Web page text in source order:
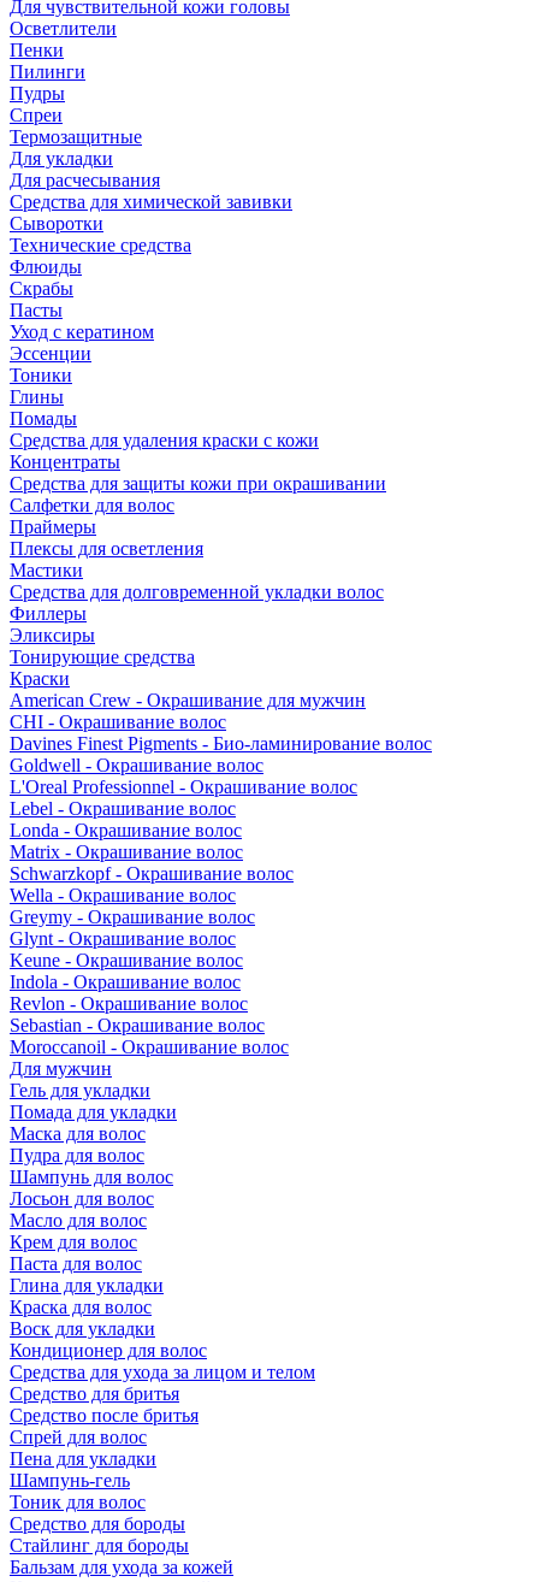
Для чувствительной кожи головы
Осветлители
Пенки
Пилинги
Пудры
Спреи
Термозащитные
Для укладки
Для расчесывания
Средства для химической завивки
Сыворотки
Технические средства
Флюиды
Скрабы
Пасты
Уход с кератином
Эссенции
Тоники
Глины
Помады
Средства для удаления краски с кожи
Концентраты
Средства для защиты кожи при окрашивании
Салфетки для волос
Праймеры
Плексы для осветления
Мастики
Средства для долговременной укладки волос
Филлеры
Эликсиры
Тонирующие средства
Краски
American Crew - Окрашивание для мужчин
CHI - Окрашивание волос
Davines Finest Pigments - Био-ламинирование волос
Goldwell - Окрашивание волос
L'Oreal Professionnel - Окрашивание волос
Lebel - Окрашивание волос
Londa - Окрашивание волос
Matrix - Окрашивание волос
Schwarzkopf - Окрашивание волос
Wella - Окрашивание волос
Greymy - Окрашивание волос
Glynt - Окрашивание волос
Keune - Окрашивание волос
Indola - Окрашивание волос
Revlon - Окрашивание волос
Sebastian - Окрашивание волос
Moroccanoil - Окрашивание волос
Для мужчин
Гель для укладки
Помада для укладки
Маска для волос
Пудра для волос
Шампунь для волос
Лосьон для волос
Масло для волос
Крем для волос
Паста для волос
Глина для укладки
Краска для волос
Воск для укладки
Кондиционер для волос
Средства для ухода за лицом и телом
Средство для бритья
Средство после бритья
Спрей для волос
Пена для укладки
Шампунь-гель
Тоник для волос
Средство для бороды
Стайлинг для бороды
Бальзам для ухода за кожей